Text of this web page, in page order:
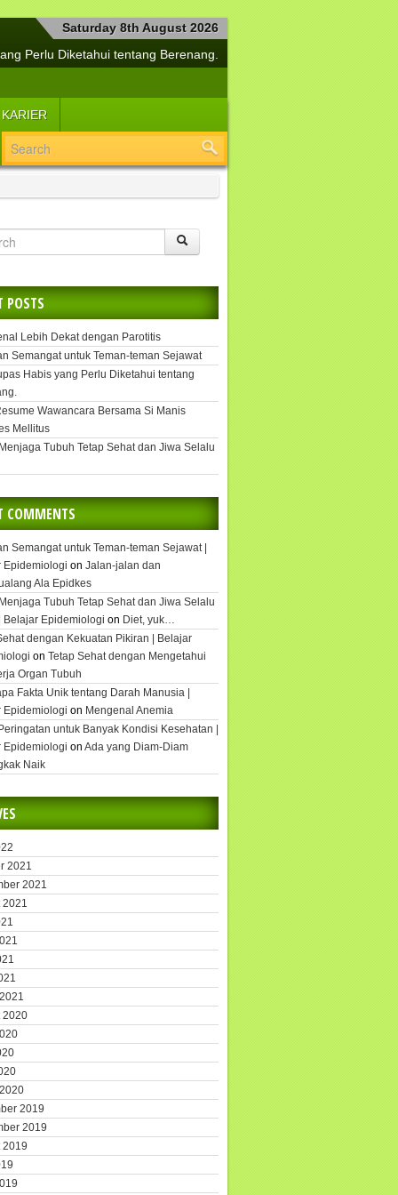
Saturday 8th August 2026
Perlu Diketahui tentang Berenang.
Tetap Sehat dan Jiwa Selalu Segar
Kesehatan Penangkal Covid-19
Yuk, Segera Tangani Hepatitis.
Menjaga Kesehatan Buah Hati
Tetap Sehat dengan Kekuatan Pikiran
Kenal Lebih Dekat dengan Parotitis
POSTS
Lebih Dekat dengan Parotitis
Semangat untuk Teman-teman Sejawat
Habis yang Perlu Diketahui tentang
Wawancara Bersama Si Manis
Mellitus
Tubuh Tetap Sehat dan Jiwa Selalu
COMMENTS
Semangat untuk Teman-teman Sejawat |
Epidemiologi on Jalan-jalan dan
Ala Epidkes
Tubuh Tetap Sehat dan Jiwa Selalu
Belajar Epidemiologi on Diet, yuk…
dengan Kekuatan Pikiran | Belajar
on Tetap Sehat dengan Mengetahui
Organ Tubuh
Fakta Unik tentang Darah Manusia |
Epidemiologi on Mengenal Anemia
untuk Banyak Kondisi Kesehatan |
Epidemiologi on Ada yang Diam-Diam
Naik
2021
2021
2021
2020
2019
2019
2019